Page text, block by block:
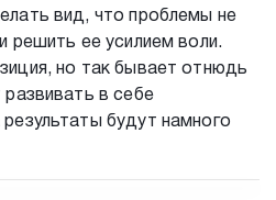
вид, что проблемы не
решить ее усилием воли.
но так бывает отнюдь
в себе
будут намного